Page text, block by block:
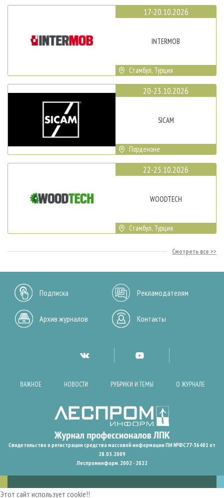
17-20.10.2026
INTERMOB
Стамбул, Турция
20-23.10.2026
SICAM
Порденоне
22-25.10.2026
WOODTECH
Стамбул, Турция
Смотреть все
Подписка Рекламодателям
Архив журналов Контакты
ВАЖНОЕ НОВОСТИ РУБРИКИ И ТЕМЫ О ЖУРНАЛЕ
Свидетельство о регистрации средства массовой информации ПИ №ФС77-36401 от
28.05.2009
Леспроминформ. 2002 - 2022
Этот сайт использует cookie!!